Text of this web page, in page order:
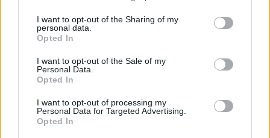
I want to opt-out of the Sharing of my
personal data.
Opted In
I want to opt-out of the Sale of my
Personal Data.
Opted In
I want to opt-out of processing my
Personal Data for Targeted Advertising.
Opted In
«una generazione a bassa risoluzione».
Persino le nostre norme prevedono la
liceità
dello scopiazzamento
risoluzione della foto sia bassa. Come se un’alta
risoluzione interessasse a nessuno. Dice il Nostro: